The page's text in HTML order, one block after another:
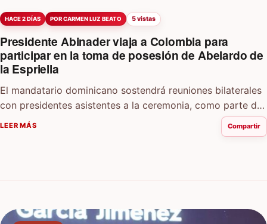
HACE 2 DÍAS POR CARMEN LUZ BEATO 5 vistas
Presidente Abinader viaja a Colombia para
participar en la toma de posesión de Abelardo de
la Espriella
El mandatario dominicano sostendrá reuniones bilaterales
con presidentes asistentes a la ceremonia, como parte de
la agenda oficial que desarrollará en Cali,…
LEER MÁS Compartir